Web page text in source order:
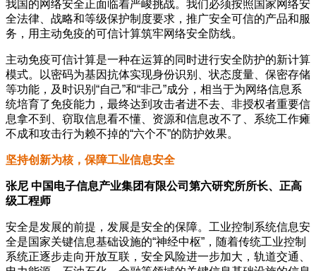
我国的网络安全正面临着严峻挑战。我们必须按照国家网络安
全法律、战略和等级保护制度要求，推广安全可信的产品和服
务，用主动免疫的可信计算筑牢网络安全防线。
主动免疫可信计算是一种在运算的同时进行安全防护的新计算
模式。以密码为基因抗体实现身份识别、状态度量、保密存储
等功能，及时识别“自己”和“非己”成分，相当于为网络信息系
统培育了免疫能力，最终达到攻击者进不去、非授权者重要信
息拿不到、窃取信息看不懂、资源和信息改不了、系统工作瘫
不成和攻击行为赖不掉的“六个不”的防护效果。
坚持创新为核，保障工业信息安全
张尼 中国电子信息产业集团有限公司第六研究所所长、正高
级工程师
安全是发展的前提，发展是安全的保障。工业控制系统信息安
全是国家关键信息基础设施的“神经中枢”，随着传统工业控制
系统正逐步走向开放互联，安全风险进一步加大，轨道交通、